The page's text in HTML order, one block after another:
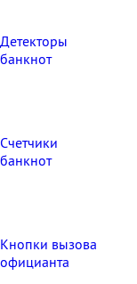
Детекторы
банкнот
Счетчики
банкнот
Кнопки вызова
официанта